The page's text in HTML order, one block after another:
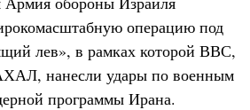
операцию под
лев», в рамках которой ВВС,
нанесли удары по военным
программы Ирана.